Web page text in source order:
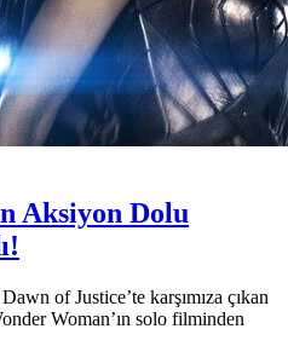
Aksiyon Dolu
of Justice’te karşımıza çıkan
Woman’ın solo filminden